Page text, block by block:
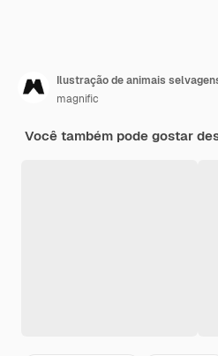
Ilustração de animais
magnific
Você também pode gostar